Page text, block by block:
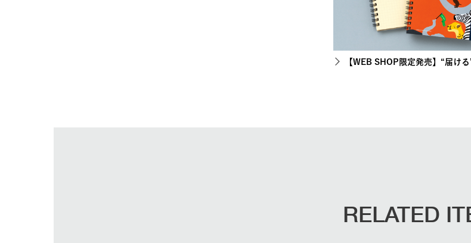
【WEB SHOP限定発売】“届け
RELATED